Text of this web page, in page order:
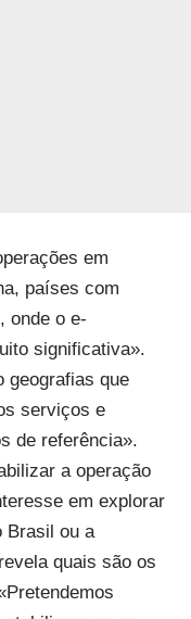
em
países com
onde o e-
significativa».
geografias que
serviços e
de referência».
a operação
em explorar
Brasil ou a
quais são os